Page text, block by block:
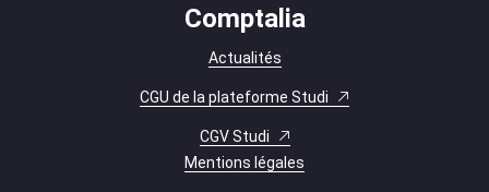
Comptalia
Actualités
CGU de la plateforme Studi
CGV Studi
Mentions légales